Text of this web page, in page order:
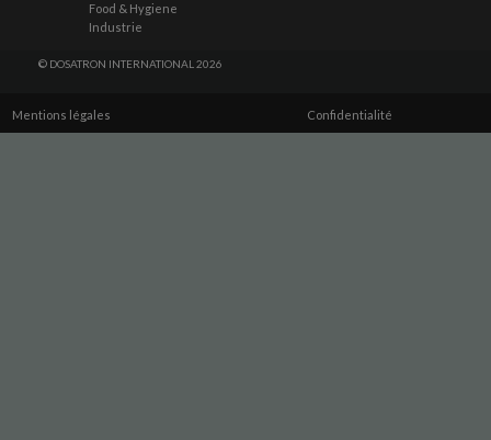
Food & Hygiene
Industrie
© DOSATRON INTERNATIONAL 2026
Mentions légales Confidentialité